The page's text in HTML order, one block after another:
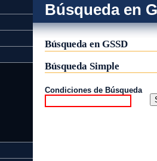
Búsqueda en
Búsqueda en GSSD
Búsqueda Simple
Condiciones de Búsqueda